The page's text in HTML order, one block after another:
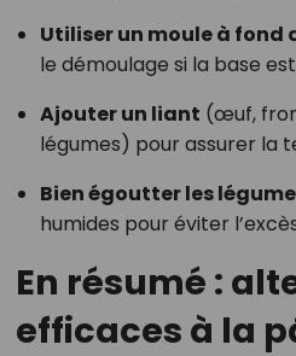
Utiliser un moule à fond
le démoulage si la base
Ajouter un liant (œuf,
légumes) pour assurer la
Bien égoutter les
humides pour éviter
En résumé :
efficaces à la